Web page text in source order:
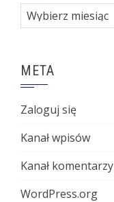
Archiwa
META
Zaloguj się
Kanał wpisów
Kanał komentarzy
WordPress.org